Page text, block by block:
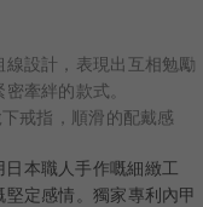
設計，表現出互相勉勵
牽絆的款式。
戒指，順滑的配戴感
本職人手作嘅細緻工
定感情。獨家專利內甲